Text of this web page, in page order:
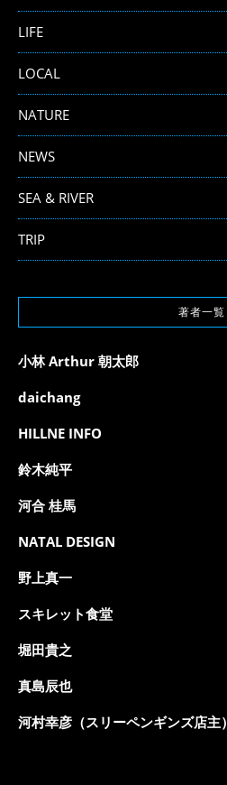
LIFE
LOCAL
NATURE
NEWS
SEA & RIVER
TRIP
著者一覧
小林 Arthur 朝太郎
daichang
HILLNE INFO
鈴木純平
河合 桂馬
NATAL DESIGN
野上真一
スキレット食堂
堀田貴之
真島辰也
河村幸彦（スリーペンギンズ店主）